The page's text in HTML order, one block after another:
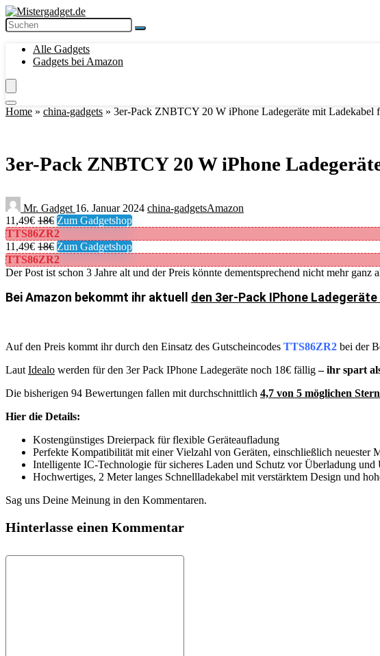
Alle Gadgets
Gadgets bei Amazon
Home » china-gadgets » 3er-Pack ZNBTCY 20 W iPhone Ladegeräte mit Ladekabel
3er-Pack ZNBTCY 20 W iPhone
Mr. Gadget 16. Januar 2024 china-gadgetsAmazon
11,49€ 18€ Zum Gadgetshop
TTS86ZR2
11,49€ 18€ Zum Gadgetshop
TTS86ZR2
Der Post ist schon 3 Jahre alt und der Preis könnte dementsprechend nicht mehr ganz
Bei Amazon bekommt ihr aktuell den 3er-Pack IPhone
Auf den Preis kommt ihr durch den Einsatz des Gutscheincodes TTS86ZR2 bei der
Laut Idealo werden für den 3er Pack IPhone Ladegeräte noch 18€ fällig– ihr spart
Die bisherigen 94 Bewertungen fallen mit durchschnittlich 4,7 von 5 möglichen
Hier die Details:
Kostengünstiges Dreierpack für flexible Geräteaufladung
Perfekte Kompatibilität mit einer Vielzahl von Geräten, einschließlich neuester
Intelligente IC-Technologie für sicheres Laden und Schutz vor Überladung und
Hochwertiges, 2 Meter langes Schnellladekabel mit verstärktem Design und
Sag uns Deine Meinung in den Kommentaren.
Hinterlasse einen Kommentar